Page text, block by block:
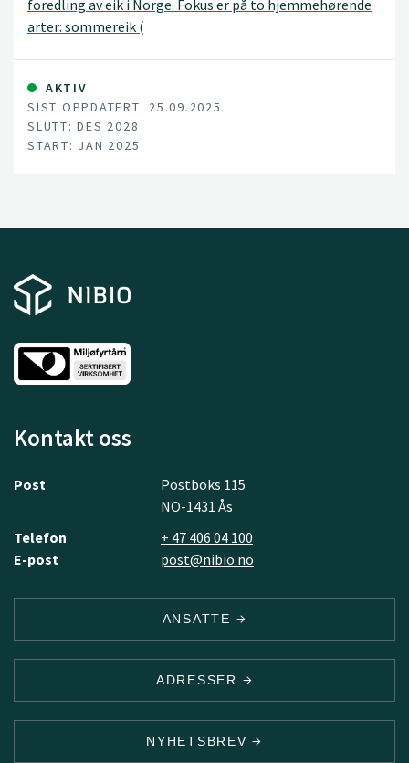
foredling av eik i Norge. Fokus er på to hjemmehørende
arter: sommereik (
AKTIV
SIST OPPDATERT: 25.09.2025
SLUTT: DES 2028
START: JAN 2025
Kontakt oss
Post
Postboks 115
NO-1431 Ås
Telefon
+ 47 406 04 100
E-post
post@nibio.no
ANSATTE
ADRESSER
NYHETSBREV